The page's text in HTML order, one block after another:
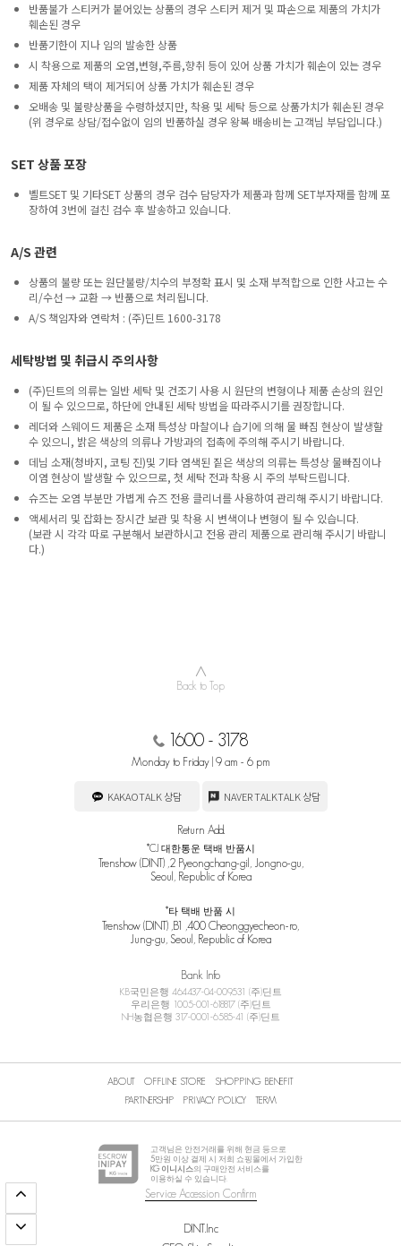
반품불가 스티커가 붙어있는 상품의 경우 스티커 제거 및 파손으로 제품의 가치가
훼손된 경우
반품기한이 지나 임의 발송한 상품
시 착용으로 제품의 오염,변형,주름,향취 등이 있어 상품 가치가 훼손이 있는 경우
제품 자체의 택이 제거되어 상품 가치가 훼손된 경우
오배송 및 불량상품을 수령하셨지만, 착용 및 세탁 등으로 상품가치가 훼손된 경우
(위 경우로 상담/접수없이 임의 반품하실 경우 왕복 배송비는 고객님 부담입니다.)
SET 상품 포장
벨트SET 및 기타SET 상품의 경우 검수 담당자가 제품과 함께 SET부자재를 함께 포
장하여 3번에 걸친 검수 후 발송하고 있습니다.
A/S 관련
상품의 불량 또는 원단불량/치수의 부정확 표시 및 소재 부적합으로 인한 사고는 수
리/수선 → 교환 → 반품으로 처리됩니다.
A/S 책임자와 연락처 : (주)딘트 1600-3178
세탁방법 및 취급시 주의사항
(주)딘트의 의류는 일반 세탁 및 건조기 사용 시 원단의 변형이나 제품 손상의 원인
이 될 수 있으므로, 하단에 안내된 세탁 방법을 따라주시기를 권장합니다.
레더와 스웨이드 제품은 소재 특성상 마찰이나 습기에 의해 물 빠짐 현상이 발생할
수 있으니, 밝은 색상의 의류나 가방과의 접촉에 주의해 주시기 바랍니다.
데님 소재(청바지, 코팅 진)및 기타 염색된 짙은 색상의 의류는 특성상 물빠짐이나
이염 현상이 발생할 수 있으므로, 첫 세탁 전과 착용 시 주의 부탁드립니다.
슈즈는 오염 부분만 가볍게 슈즈 전용 클리너를 사용하여 관리해 주시기 바랍니다.
액세서리 및 잡화는 장시간 보관 및 착용 시 변색이나 변형이 될 수 있습니다.
(보관 시 각각 따로 구분해서 보관하시고 전용 관리 제품으로 관리해 주시기 바랍니
다.)
∧
Back to Top
1600 - 3178
Monday to Friday | 9 am - 6 pm
KAKAOTALK 상담 NAVER TALKTALK 상담
Return Add.
*CJ 대한통운 택배 반품시
Trenshow (DINT) ,2 Pyeongchang-gil, Jongno-gu,
Seoul, Republic of Korea
*타 택배 반품 시
Trenshow (DINT) ,B1 ,400 Cheonggyecheon-ro,
Jung-gu, Seoul, Republic of Korea
Bank Info
KB국민은행 464437-04-009531 (주)딘트
우리은행 1005-001-618817 (주)딘트
NH농협은행 317-0001-6585-41 (주)딘트
ABOUT OFFLINE STORE
SHOPPING BENEFIT
PARTNERSHIP
PRIVACY POLICY TERM
고객님은 안전거래를 위해 현금 등으로
5만원 이상 결제 시 저희 쇼핑몰에서 가입한
KG 이니시스의 구매안전 서비스를
이용하실 수 있습니다.
Service Accession Confirm
DINT.Inc